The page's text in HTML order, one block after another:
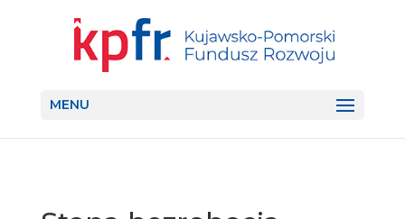
MENU